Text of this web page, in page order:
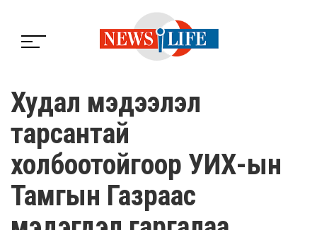
Худал мэдээлэл
тарсантай
холбоотойгоор УИХ-ын
Тамгын Газраас